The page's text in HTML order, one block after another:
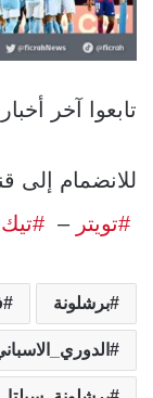
تابعوا آخر
للانضمام إلى
#تويتر –
برشلونة